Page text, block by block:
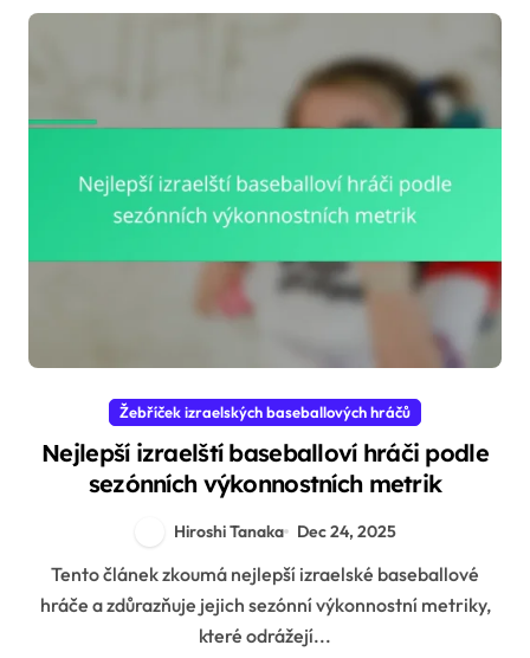
Žebříček izraelských baseballových hráčů
Nejlepší izraelští baseballoví hráči podle
sezónních výkonnostních metrik
Hiroshi Tanaka Dec 24, 2025
Tento článek zkoumá nejlepší izraelské baseballové
hráče a zdůrazňuje jejich sezónní výkonnostní metriky,
které odrážejí...